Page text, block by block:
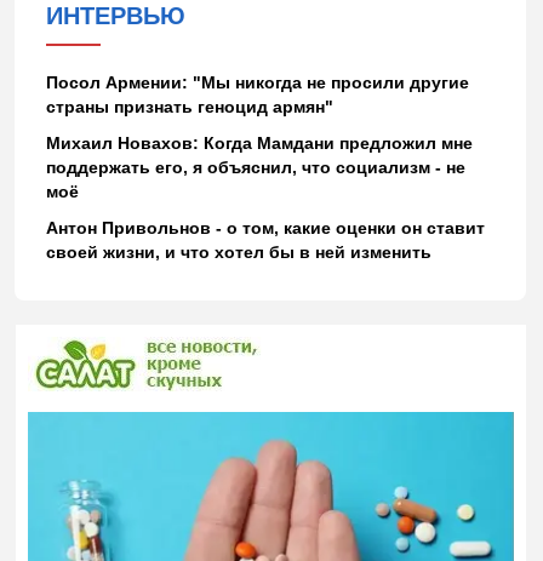
ИНТЕРВЬЮ
Посол Армении: "Мы никогда не просили другие
страны признать геноцид армян"
Михаил Новахов: Когда Мамдани предложил мне
поддержать его, я объяснил, что социализм - не
моё
Антон Привольнов - о том, какие оценки он ставит
своей жизни, и что хотел бы в ней изменить